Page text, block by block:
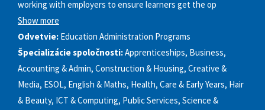
working with employers to ensure learners get the op
Show more
Odvetvie: Education Administration Programs
Špecializácie spoločnosti:Apprenticeships, Business,
Accounting & Admin, Construction & Housing, Creative &
Media, ESOL, English & Maths, Health, Care & Early Years, Hair
& Beauty, ICT & Computing, Public Services, Science &